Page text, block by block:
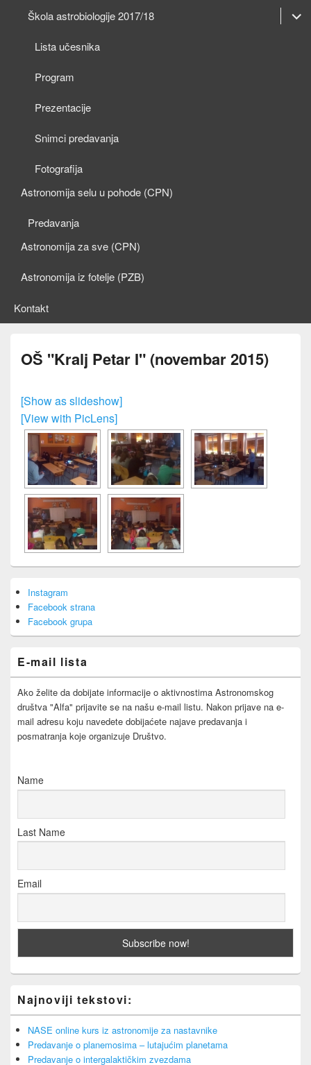
menu
Škola astrobiologije 2017/18
Lista učesnika
Program
Prezentacije
Snimci predavanja
Fotografija
Astronomija selu u pohode (CPN)
Predavanja
Astronomija za sve (CPN)
Astronomija iz fotelje (PZB)
Kontakt
OŠ "Kralj Petar I" (novembar 2015)
[Show as slideshow]
[View with PicLens]
Sidebar
Widget
Area
Instagram
Facebook strana
Facebook grupa
E-mail lista
Ako želite da dobijate informacije o aktivnostima Astronomskog
društva "Alfa" prijavite se na našu e-mail listu. Nakon prijave na e-
mail adresu koju navedete dobijaćete najave predavanja i
posmatranja koje organizuje Društvo.
Name
Last Name
Email
Najnoviji tekstovi:
NASE online kurs iz astronomije za nastavnike
Predavanje o planemosima – lutajućim planetama
Predavanje o intergalaktičkim zvezdama